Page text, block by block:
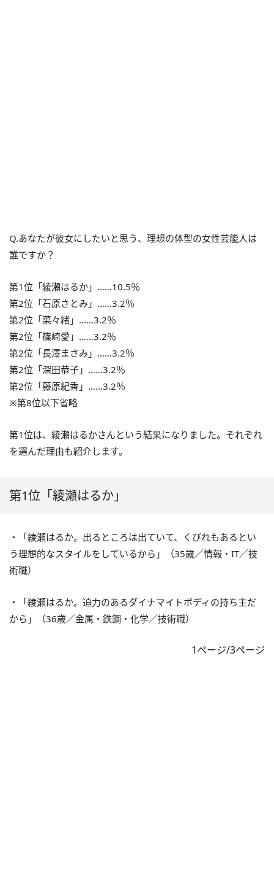
Q.あなたが彼女にしたいと思う、理想の体型の女性芸能人は
誰ですか？
第1位「綾瀬はるか」……10.5％
第2位「石原さとみ」……3.2％
第2位「菜々緒」……3.2％
第2位「篠崎愛」……3.2％
第2位「長澤まさみ」……3.2％
第2位「深田恭子」……3.2％
第2位「藤原紀香」……3.2％
※第8位以下省略
第1位は、綾瀬はるかさんという結果になりました。それぞれ
を選んだ理由も紹介します。
第1位「綾瀬はるか」
・「綾瀬はるか。出るところは出ていて、くびれもあるとい
う理想的なスタイルをしているから」（35歳／情報・IT／技
術職）
・「綾瀬はるか。迫力のあるダイナマイトボディの持ち主だ
から」（36歳／金属・鉄鋼・化学／技術職）
1ページ/3ページ